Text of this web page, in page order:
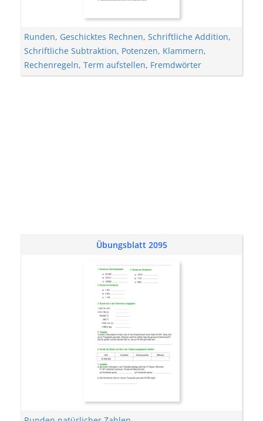
Runden, Geschicktes Rechnen, Schriftliche Addition,
Schriftliche Subtraktion, Potenzen, Klammern,
Rechenregeln, Term aufstellen, Fremdwörter
Übungsblatt 2095